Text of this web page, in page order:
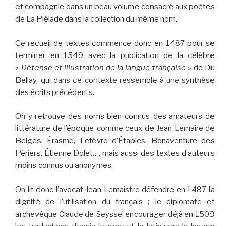
et compagnie dans un beau volume consacré aux poètes
de La Pléiade dans la collection du même nom.
Ce recueil de textes commence donc en 1487 pour se
terminer en 1549 avec la publication de la célèbre
« Défense et illustration de la langue française » de Du
Bellay, qui dans ce contexte ressemble à une synthèse
des écrits précédents.
On y retrouve des noms bien connus des amateurs de
littérature de l’époque comme ceux de Jean Lemaire de
Belges, Érasme, Lefévre d’Étaples, Bonaventure des
Périers, Étienne Dolet…, mais aussi des textes d’auteurs
moins connus ou anonymes.
On lit donc l’avocat Jean Lemaistre défendre en 1487 la
dignité de l’utilisation du français ; le diplomate et
archevêque Claude de Seyssel encourager déjà en 1509